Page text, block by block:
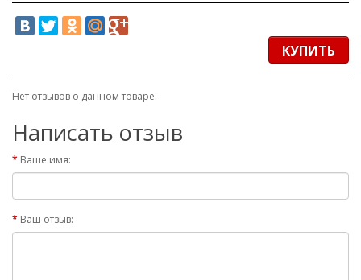
КУПИТЬ
Нет отзывов о данном товаре.
Написать отзыв
Ваше имя:
Ваш отзыв: